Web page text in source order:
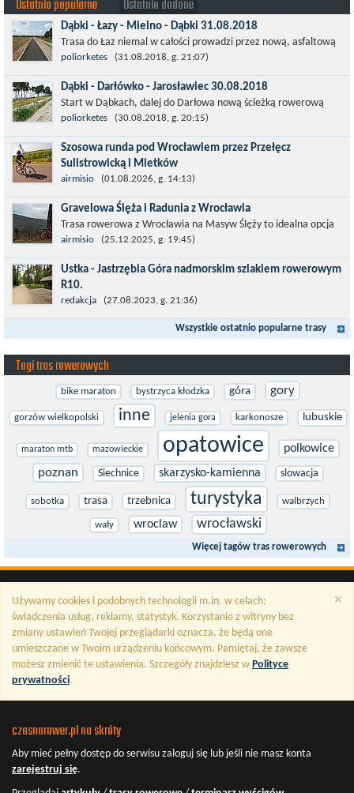
Ostatnio popularne Ostatnio dodane
Dąbki - Łazy - Mielno - Dąbki 31.08.2018
Trasa do Łaz niemal w całości prowadzi przez nową, asfaltową
ścieżkę rowerową (od Dąbek do Iwięcina wzdłuż drogi 203).
Niestety jest to trasa nie...
poliorketes (31.08.2018, g. 21:07)
Dąbki - Darłówko - Jarosławiec 30.08.2018
Start w Dąbkach, dalej do Darłowa nową ścieżką rowerową
(niekiedy pieszo-rowerową), gdzie na pierwszym rondzie zjazd
w stronę Darłówka Zachodniego....
poliorketes (30.08.2018, g. 20:15)
Szosowa runda pod Wrocławiem przez Przełęcz
Sulistrowicką i Mietków
Łatwa, szosowa runda pod Wrocławiem, raczej płaska z jednym
małym podjazdem na Przełęcz Sulistrowicką od strony Olesznej.
To trasa idealna na...
airmisio (01.08.2026, g. 14:13)
Gravelowa Ślęża i Radunia z Wrocławia
Trasa rowerowa z Wrocławia na Masyw Ślęży to idealna opcja
na rower przełajowy (lub gravelowy). Zimą, kiedy nie ma śniegu,
a temperatura jest...
airmisio (25.12.2025, g. 19:45)
Ustka - Jastrzębia Góra nadmorskim szlakiem rowerowym
R10.
Międzynarodowy Szlak Rowerowy R-10, jest częścią sieci
EuroVelo. Prowadzi wzdłuż brzegu dookoła Morza Bałtyckiego.
Trasa liczy w sumie ponad 8500...
redakcja (27.08.2023, g. 21:36)
Wszystkie ostatnio popularne trasy
Tagi tras rowerowych
bike maraton bystrzyca kłodzka góra gory
gorzów wielkopolski inne jelenia gora karkonosze lubuskie
maraton mtb mazowieckie opatowice polkowice
poznan Siechnice skarzysko-kamienna slowacja
sobotka trasa trzebnica turystyka walbrzych
wały wroclaw wrocławski
Więcej tagów tras rowerowych
×
Używamy cookies i podobnych technologii m.in. w celach:
świadczenia usług, reklamy, statystyk. Korzystanie z witryny bez
zmiany ustawień Twojej przeglądarki oznacza, że będą one
umieszczane w Twoim urządzeniu końcowym. Pamiętaj, że zawsze
możesz zmienić te ustawienia. Szczegóły znajdziesz w Polityce
prywatności.
czasnarower.pl na skróty
Aby mieć pełny dostęp do serwisu zaloguj się lub jeśli nie masz konta
zarejestruj się.